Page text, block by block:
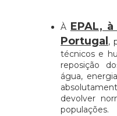
À EPAL,
Portugal,
técnicos e
reposição
água,
devolver
populações.